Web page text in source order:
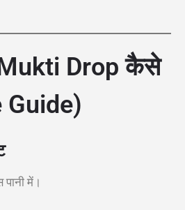
Drop कैसे
Guide)
में।